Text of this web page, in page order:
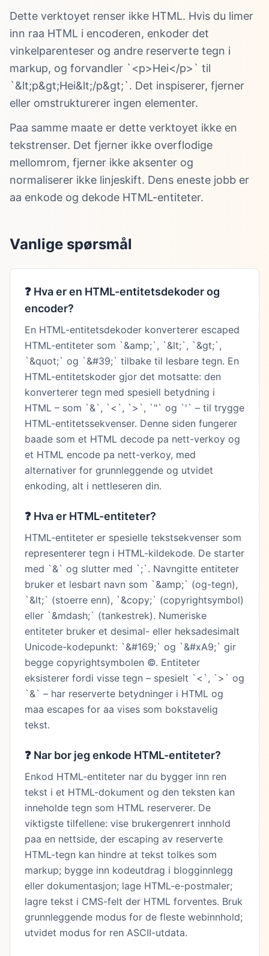
Dette verktoyet renser ikke HTML. Hvis du limer
inn raa HTML i encoderen, enkoder det
vinkelparenteser og andre reserverte tegn i
markup, og forvandler `<p>Hei</p>` til
`&lt;p&gt;Hei&lt;/p&gt;`. Det inspiserer, fjerner
eller omstrukturerer ingen elementer.
Paa samme maate er dette verktoyet ikke en
tekstrenser. Det fjerner ikke overflodige
mellomrom, fjerner ikke aksenter og
normaliserer ikke linjeskift. Dens eneste jobb er
aa enkode og dekode HTML-entiteter.
Vanlige spørsmål
❓ Hva er en HTML-entitetsdekoder og
encoder?
En HTML-entitetsdekoder konverterer escaped
HTML-entiteter som `&amp;`, `&lt;`, `&gt;`,
`&quot;` og `&#39;` tilbake til lesbare tegn. En
HTML-entitetskoder gjor det motsatte: den
konverterer tegn med spesiell betydning i
HTML – som `&`, `<`, `>`, `"` og `'` – til trygge
HTML-entitetssekvenser. Denne siden fungerer
baade som et HTML decode pa nett-verkoy og
et HTML encode pa nett-verkoy, med
alternativer for grunnleggende og utvidet
enkoding, alt i nettleseren din.
❓ Hva er HTML-entiteter?
HTML-entiteter er spesielle tekstsekvenser som
representerer tegn i HTML-kildekode. De starter
med `&` og slutter med `;`. Navngitte entiteter
bruker et lesbart navn som `&amp;` (og-tegn),
`&lt;` (stoerre enn), `&copy;` (copyrightsymbol)
eller `&mdash;` (tankestrek). Numeriske
entiteter bruker et desimal- eller heksadesimalt
Unicode-kodepunkt: `&#169;` og `&#xA9;` gir
begge copyrightsymbolen ©. Entiteter
eksisterer fordi visse tegn – spesielt `<`, `>` og
`&` – har reserverte betydninger i HTML og
maa escapes for aa vises som bokstavelig
tekst.
❓ Nar bor jeg enkode HTML-entiteter?
Enkod HTML-entiteter nar du bygger inn ren
tekst i et HTML-dokument og den teksten kan
inneholde tegn som HTML reserverer. De
viktigste tilfellene: vise brukergenrert innhold
paa en nettside, der escaping av reserverte
HTML-tegn kan hindre at tekst tolkes som
markup; bygge inn kodeutdrag i blogginnlegg
eller dokumentasjon; lage HTML-e-postmaler;
lagre tekst i CMS-felt der HTML forventes. Bruk
grunnleggende modus for de fleste webinnhold;
utvidet modus for ren ASCII-utdata.